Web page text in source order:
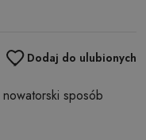
Dodaj do ulubionych
sposób